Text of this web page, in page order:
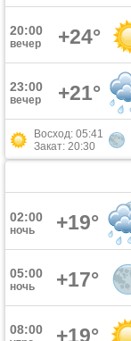
20:00
вечер +24°
23:00
вечер +21°
Восход: 05:41
Закат: 20:30
02:00
ночь +19°
05:00
ночь +17°
08:00 +19°